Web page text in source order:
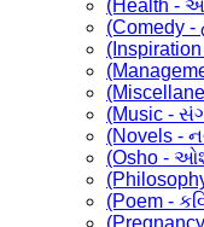
(Health -
(Comedy -
(Music -
(Novels -
(Osho -
(Poem -